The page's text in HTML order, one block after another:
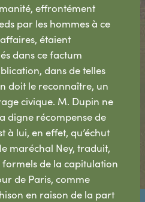
effrontément
par les hommes à ce
étaient
dans ce factum
dans de telles
doit le reconnaître, un
civique. M. Dupin ne
digne récompense de
à lui, en effet, qu’échut
maréchal Ney, traduit,
de la capitulation
de Paris, comme
en raison de la part